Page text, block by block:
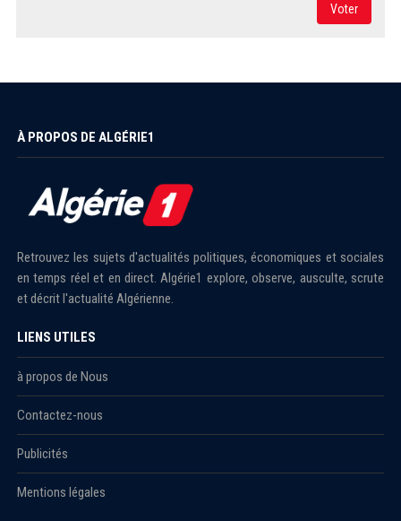
Voter
À PROPOS DE ALGÉRIE1
Retrouvez les sujets d'actualités politiques, économiques et sociales
en temps réel et en direct. Algérie1 explore, observe, ausculte, scrute
et décrit l'actualité Algérienne.
LIENS UTILES
à propos de Nous
Contactez-nous
Publicités
Mentions légales